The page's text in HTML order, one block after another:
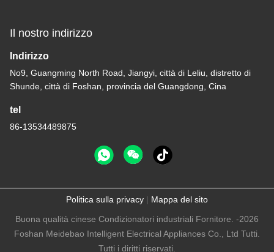
Il nostro indirizzo
Indirizzo
No9, Guangming North Road, Jiangyi, città di Leliu, distretto di
Shunde, città di Foshan, provincia del Guangdong, Cina
tel
86-13534489875
Politica sulla privacy | Mappa del sito
Buona qualità cinese Condizionatori industriali Fornitore. -2026
Foshan Meidebao Intelligent Electrical Appliances Co., Ltd Tutti.
Tutti i diritti riservati.